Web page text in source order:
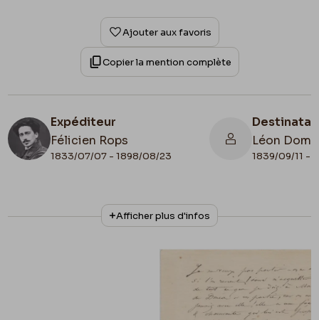
Ajouter aux favoris
Copier la mention complète
Expéditeur
Félicien Rops
1833/07/07 - 1898/08/23
Léon
1839/09/11 -
N° d'inventaire
LEpr/185
Collationnage
Autographe
Belgique, Province de Namur, musée Félicien
Rops, Province de Namur
Afficher plus d'infos